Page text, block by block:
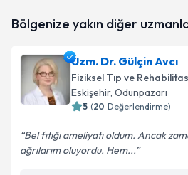
Bölgenize yakın diğer
Uzm. Dr. Gülçin Avcı
Fiziksel Tıp ve
Eskişehir, Odunpazarı
5 (20 Değerlendirme)
Bel fıtığı ameliyatı oldum. Ancak
ağrılarım oluyordu. Hem...